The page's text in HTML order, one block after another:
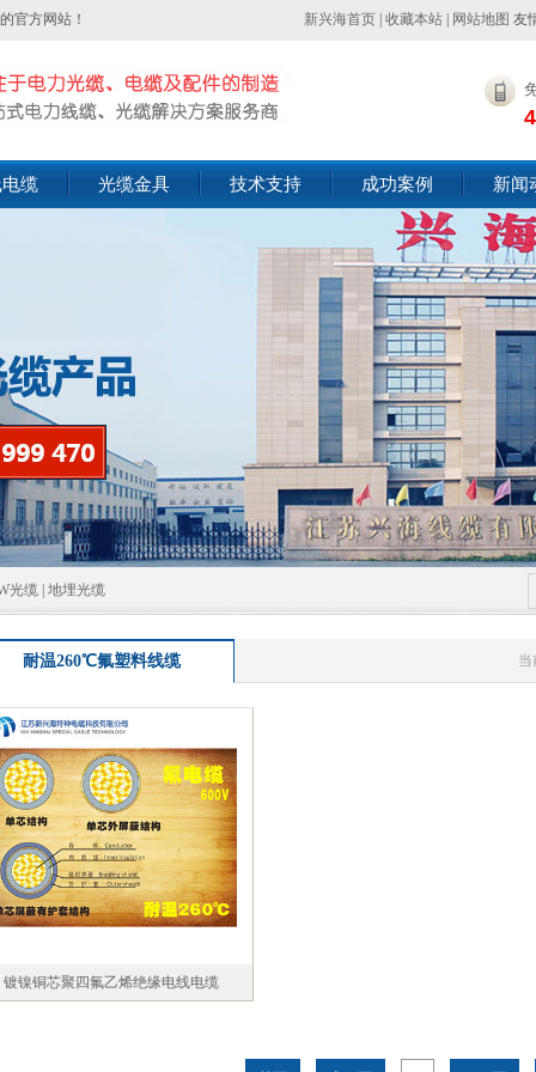
官方网站！ 新兴海首页 收藏本站 网站地图 友
缆 光缆金具 技术支持 成功案例 新闻
光缆 地埋光缆
耐温260℃氟塑料线缆 当
镀镍铜芯聚四氟乙烯绝缘电线电缆